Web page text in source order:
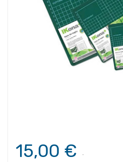
15,00 € .